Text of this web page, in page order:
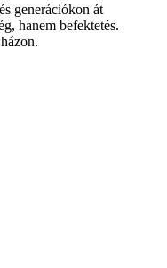
generációkon át
hanem befektetés.